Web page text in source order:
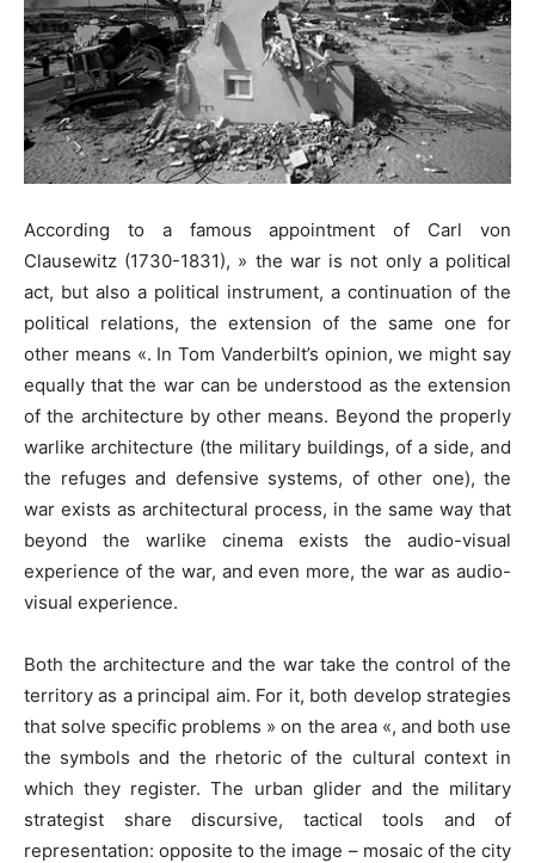
According to a famous appointment of Carl von
Clausewitz (1730-1831), » the war is not only a political
act, but also a political instrument, a continuation of the
political relations, the extension of the same one for
other means «. In Tom Vanderbilt’s opinion, we might say
equally that the war can be understood as the extension
of the architecture by other means. Beyond the properly
warlike architecture (the military buildings, of a side, and
the refuges and defensive systems, of other one), the
war exists as architectural process, in the same way that
beyond the warlike cinema exists the audio-visual
experience of the war, and even more, the war as audio-
visual experience.
Both the architecture and the war take the control of the
territory as a principal aim. For it, both develop strategies
that solve specific problems » on the area «, and both use
the symbols and the rhetoric of the cultural context in
which they register. The urban glider and the military
strategist share discursive, tactical tools and of
representation: opposite to the image – mosaic of the city